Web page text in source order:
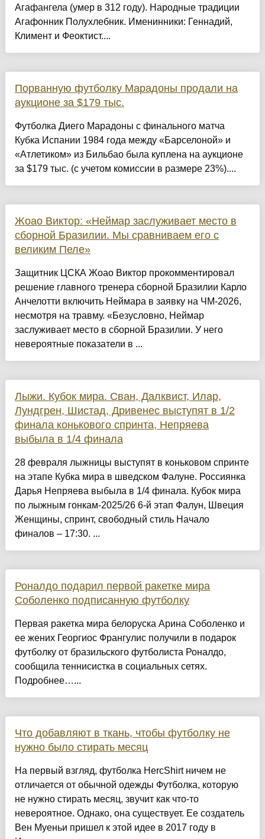
Агафангела (умер в 312 году). Народные традиции
Агафонник Полухлебник. Именинники: Геннадий,
Климент и Феоктист....
Порванную футболку Марадоны продали на
аукционе за $179 тыс.
Футболка Диего Марадоны с финального матча
Кубка Испании 1984 года между «Барселоной» и
«Атлетиком» из Бильбао была куплена на аукционе
за $179 тыс. (с учетом комиссии в размере 23%)....
Жоао Виктор: «Неймар заслуживает место в
сборной Бразилии. Мы сравниваем его с
великим Пеле»
Защитник ЦСКА Жоао Виктор прокомментировал
решение главного тренера сборной Бразилии Карло
Анчелотти включить Неймара в заявку на ЧМ-2026,
несмотря на травму. «Безусловно, Неймар
заслуживает место в сборной Бразилии. У него
невероятные показатели в ...
Лыжи. Кубок мира. Сван, Далквист, Илар,
Лундгрен, Шистад, Дривенес выступят в 1/2
финала конькового спринта, Непряева
выбыла в 1/4 финала
28 февраля лыжницы выступят в коньковом спринте
на этапе Кубка мира в шведском Фалуне. Россиянка
Дарья Непряева выбыла в 1/4 финала. Кубок мира
по лыжным гонкам-2025/26 6-й этап Фалун, Швеция
Женщины, спринт, свободный стиль Начало
финалов – 17:30. ...
Роналдо подарил первой ракетке мира
Соболенко подписанную футболку
Первая ракетка мира белоруска Арина Соболенко и
ее жених Георгиос Франгулис получили в подарок
футболку от бразильского футболиста Роналдо,
сообщила теннисистка в социальных сетях.
Подробнее…...
Что добавляют в ткань, чтобы футболку не
нужно было стирать месяц
На первый взгляд, футболка HercShirt ничем не
отличается от обычной одежды Футболка, которую
не нужно стирать месяц, звучит как что-то
невероятное. Однако, она существует. Ее создатель
Вен Муеньи пришел к этой идее в 2017 году в